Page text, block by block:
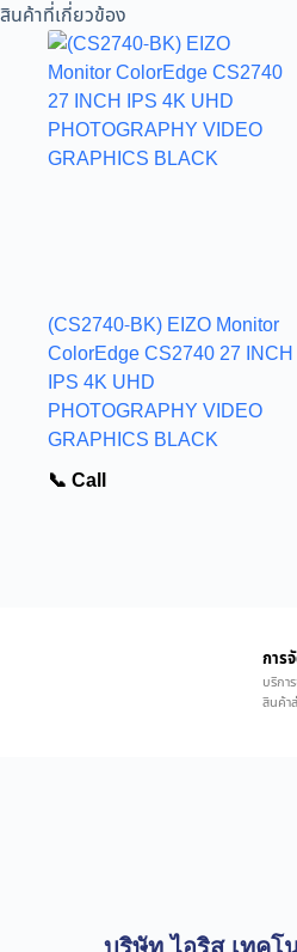
สินค้าที่เกี่ยวข้อง
(CS2740-BK) EIZO Monitor
ColorEdge CS2740 27 INCH
IPS 4K UHD
PHOTOGRAPHY VIDEO
GRAPHICS BLACK
📞 Call
การ
บริกา
สินค้า